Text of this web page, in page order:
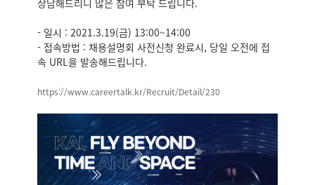
상담해드리니 많은 참여 부탁 드립니다.
- 일시 : 2021.3.19(금) 13:00~14:00
- 접속방법 : 채용설명회 사전신청 완료시, 당일 오전에 접
속 URL을 발송해드립니다.
https://www.careertalk.kr/Recruit/Detail/230